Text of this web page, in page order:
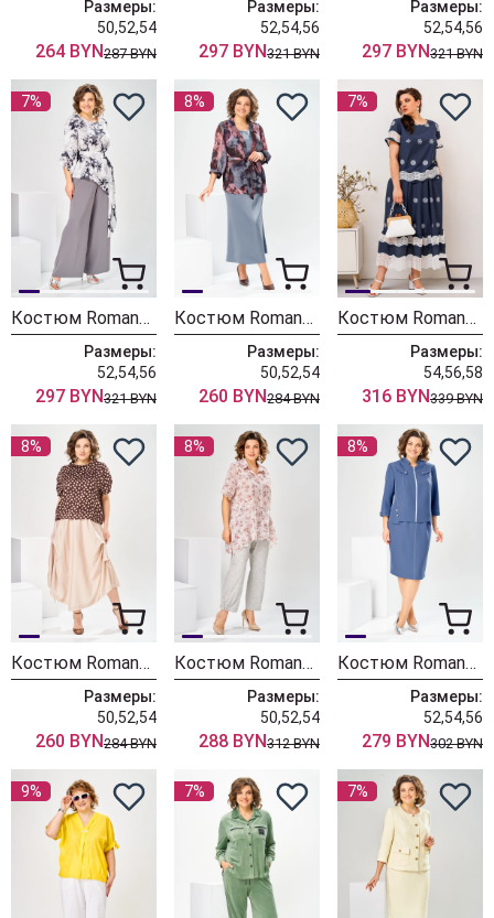
Размеры:
50,52,54
264 BYN287 BYN
Размеры:
52,54,56
297 BYN321 BYN
Размеры:
52,54,56
297 BYN321 BYN
7%
Костюм Romanovich Style 2-2750 графит
Размеры:
52,54,56
297 BYN321 BYN
8%
Костюм Romanovich Style 3-2789 серый
Размеры:
50,52,54
260 BYN284 BYN
7%
Костюм Romanovich Style 2-2676
Размеры:
54,56,58
316 BYN339 BYN
8%
Костюм Romanovich Style 2-2916
Размеры:
50,52,54
260 BYN284 BYN
8%
Костюм Romanovich Style 2-2928
Размеры:
50,52,54
288 BYN312 BYN
8%
Костюм Romanovich Style 3-2914 джинс
Размеры:
52,54,56
279 BYN302 BYN
9% 7% 7%